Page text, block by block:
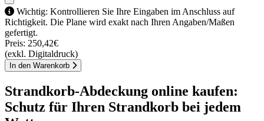
Wichtig: Kontrollieren Sie Ihre Eingaben im Anschluss auf
Richtigkeit. Die Plane wird exakt nach Ihren Angaben/Maßen
gefertigt.
Preis: 250,42€
(exkl. Digitaldruck)
In den Warenkorb
Strandkorb-Abdeckung online kaufen:
Schutz für Ihren Strandkorb bei jedem